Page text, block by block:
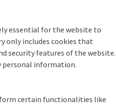
essential for the website to
only includes cookies that
security features of the website.
personal information.
certain functionalities like